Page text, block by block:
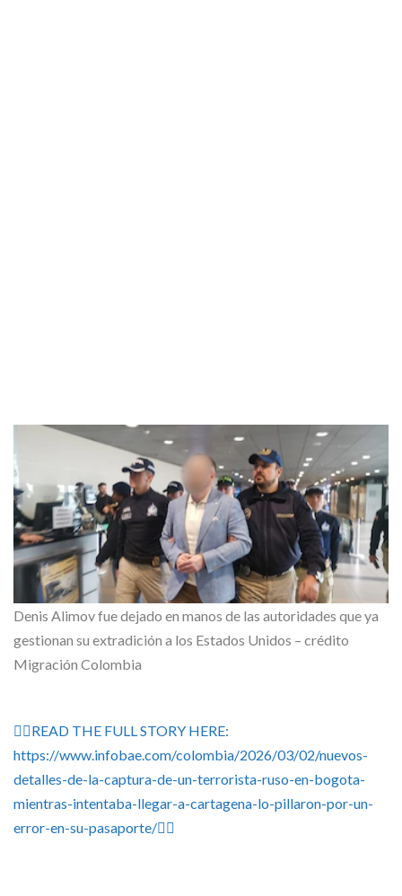
Denis Alimov fue dejado en manos de las autoridades que ya
gestionan su extradición a los Estados Unidos – crédito
Migración Colombia
👉🏽READ THE FULL STORY HERE:
https://www.infobae.com/colombia/2026/03/02/nuevos-
detalles-de-la-captura-de-un-terrorista-ruso-en-bogota-
mientras-intentaba-llegar-a-cartagena-lo-pillaron-por-un-
error-en-su-pasaporte/👈🏽